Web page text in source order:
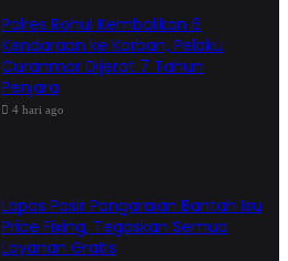
Polres Rohul Kembalikan 6
Kendaraan ke Korban, Pelaku
Curanmor Dijerat 7 Tahun
Penjara
4 hari ago
Lapas Pasir Pangaraian Bantah Isu
Price Fixing, Tegaskan Semua
Layanan Gratis